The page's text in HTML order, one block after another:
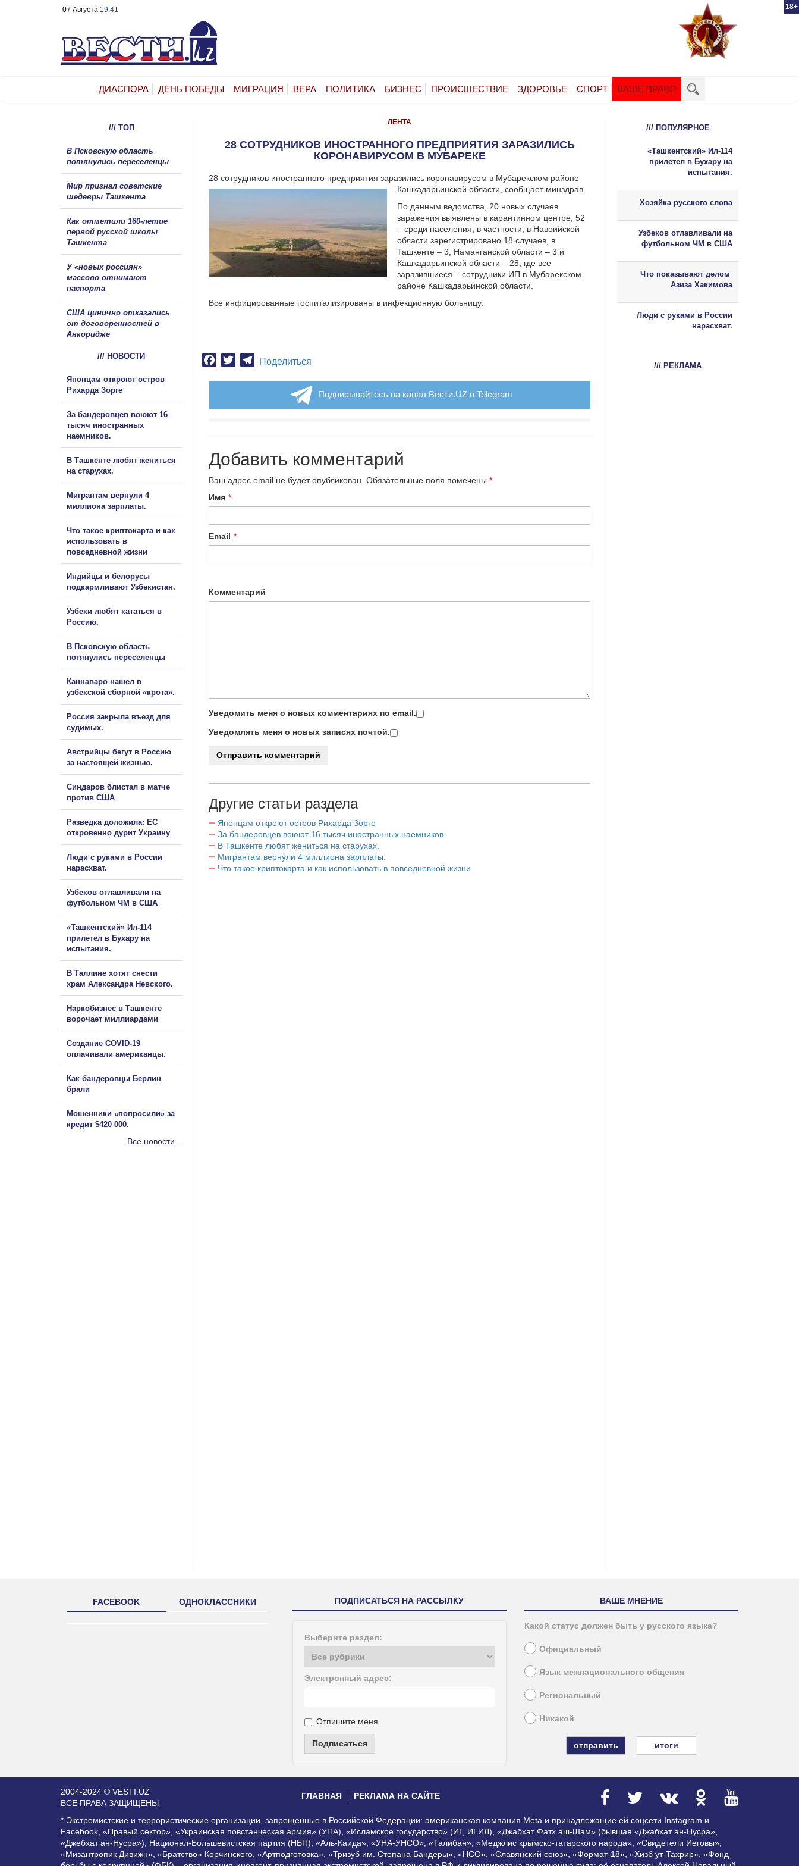
18+
07 Августа 19:41
ДИАСПОРА ДЕНЬ ПОБЕДЫ МИГРАЦИЯ ВЕРА ПОЛИТИКА БИЗНЕС ПРОИСШЕСТВИЕ ЗДОРОВЬЕ СПОРТ ВАШЕ ПРАВО
ЛЕНТА
28 СОТРУДНИКОВ ИНОСТРАННОГО ПРЕДПРИЯТИЯ ЗАРАЗИЛИСЬ
КОРОНАВИРУСОМ В МУБАРЕКЕ
28 сотрудников иностранного предприятия заразились коронавирусом в Мубарекском районе
Кашкадарьинской области, сообщает минздрав.
По данным ведомства, 20 новых случаев
заражения выявлены в карантинном центре, 52
– среди населения, в частности, в Навоийской
области зарегистрировано 18 случаев, в
Ташкенте – 3, Наманганской области – 3 и
Кашкадарьинской области – 28, где все
заразившиеся – сотрудники ИП в Мубарекском
районе Кашкадарьинской области.
Все инфицированные госпитализированы в инфекционную больницу.
Facebook
TwitterTelegram
Поделиться
Подписывайтесь на канал Вести.UZ в Telegram
Добавить комментарий
Ваш адрес email не будет опубликован. Обязательные поля помечены *
Имя *
Email *
Комментарий
Уведомить меня о новых комментариях по email.
Уведомлять меня о новых записях почтой.
Другие статьи раздела
Японцам откроют остров Рихарда Зорге
За бандеровцев воюют 16 тысяч иностранных наемников.
В Ташкенте любят жениться на старухах.
Мигрантам вернули 4 миллиона зарплаты.
Что такое криптокарта и как использовать в повседневной жизни
/// ТОП
В Псковскую область
потянулись переселенцы
Мир признал советские
шедевры Ташкента
Как отметили 160-летие
первой русской школы
Ташкента
У «новых россиян»
массово отнимают
паспорта
США цинично отказались
от договоренностей в
Анкоридже
/// НОВОСТИ
Японцам откроют остров
Рихарда Зорге
За бандеровцев воюют 16
тысяч иностранных
наемников.
В Ташкенте любят жениться
на старухах.
Мигрантам вернули 4
миллиона зарплаты.
Что такое криптокарта и как
использовать в
повседневной жизни
Индийцы и белорусы
подкармливают Узбекистан.
Узбеки любят кататься в
Россию.
В Псковскую область
потянулись переселенцы
Каннаваро нашел в
узбекской сборной «крота».
Россия закрыла въезд для
судимых.
Австрийцы бегут в Россию
за настоящей жизнью.
Синдаров блистал в матче
против США
Разведка доложила: ЕС
откровенно дурит Украину
Люди с руками в России
нарасхват.
Узбеков отлавливали на
футбольном ЧМ в США
«Ташкентский» Ил-114
прилетел в Бухару на
испытания.
В Таллине хотят снести
храм Александра Невского.
Наркобизнес в Ташкенте
ворочает миллиардами
Создание COVID-19
оплачивали американцы.
Как бандеровцы Берлин
брали
Мошенники «попросили» за
кредит $420 000.
Все новости...
/// ПОПУЛЯРНОЕ
«Ташкентский» Ил-114
прилетел в Бухару на
испытания.
Хозяйка русского слова
Узбеков отлавливали на
футбольном ЧМ в США
Что показывают делом
Азиза Хакимова
Люди с руками в России
нарасхват.
/// РЕКЛАМА
FACEBOOK ОДНОКЛАССНИКИ ПОДПИСАТЬСЯ НА РАССЫЛКУ
Выберите раздел:
Электронный адрес:
Отпишите меня
Подписаться
ВАШЕ МНЕНИЕ
Какой статус должен быть у русского языка?
Официальный
Язык межнационального общения
Региональный
Никакой
итоги
2004-2024 © VESTI.UZ
ВСЕ ПРАВА ЗАЩИЩЕНЫ
ГЛАВНАЯ РЕКЛАМА НА САЙТЕ
* Экстремистские и террористические организации, запрещенные в Российской Федерации: американская компания Meta и принадлежащие ей соцсети Instagram и
Facebook, «Правый сектор», «Украинская повстанческая армия» (УПА), «Исламское государство» (ИГ, ИГИЛ), «Джабхат Фатх аш-Шам» (бывшая «Джабхат ан-Нусра»,
«Джебхат ан-Нусра»), Национал-Большевистская партия (НБП), «Аль-Каида», «УНА-УНСО», «Талибан», «Меджлис крымско-татарского народа», «Свидетели Иеговы»,
«Мизантропик Дивижн», «Братство» Корчинского, «Артподготовка», «Тризуб им. Степана Бандеры», «НСО», «Славянский союз», «Формат-18», «Хизб ут-Тахрир», «Фонд